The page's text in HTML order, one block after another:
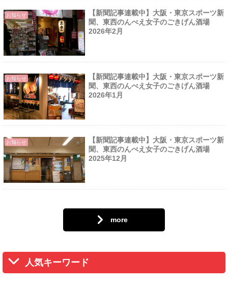
お知らせ
【新聞記事連載中】大阪・東京スポーツ新
聞、東西のんべえ女子のごきげん酒場
2026年2月
お知らせ
【新聞記事連載中】大阪・東京スポーツ新
聞、東西のんべえ女子のごきげん酒場
2026年1月
お知らせ
【新聞記事連載中】大阪・東京スポーツ新
聞、東西のんべえ女子のごきげん酒場
2025年12月
more
人気キーワード